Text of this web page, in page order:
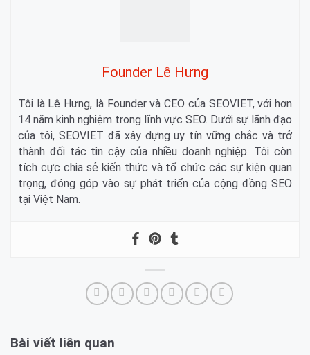
Founder Lê Hưng
Tôi là Lê Hưng, là Founder và CEO của SEOVIET, với hơn
14 năm kinh nghiệm trong lĩnh vực SEO. Dưới sự lãnh đạo
của tôi, SEOVIET đã xây dựng uy tín vững chắc và trở
thành đối tác tin cậy của nhiều doanh nghiệp. Tôi còn
tích cực chia sẻ kiến thức và tổ chức các sự kiện quan
trọng, đóng góp vào sự phát triển của cộng đồng SEO
tại Việt Nam.
Bài viết liên quan